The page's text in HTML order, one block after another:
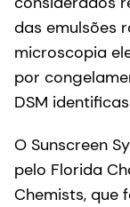
das emulsões
microscopia
por
DSM
O Sunscreen
pelo Florida
Chemists, que